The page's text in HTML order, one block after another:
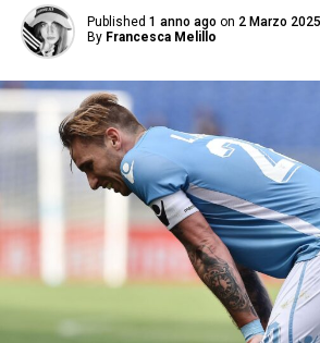
Published 1 anno ago on 2 Marzo 2025
By Francesca Melillo